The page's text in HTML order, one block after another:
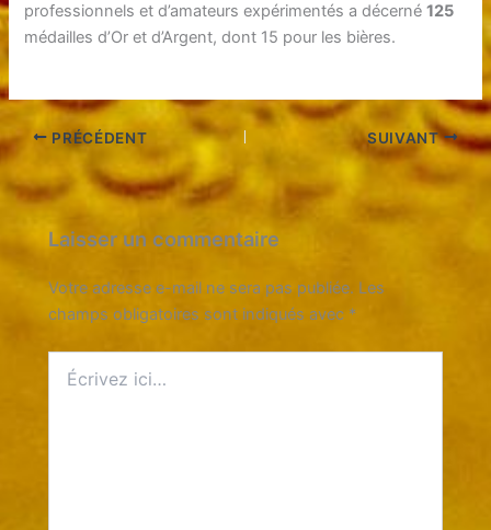
professionnels et d’amateurs expérimentés a décerné125
médailles d’Or et d’Argent, dont 15 pour les bières.
PRÉCÉDENT SUIVANT
Laisser un commentaire
Votre adresse e-mail ne sera pas publiée. Les
champs obligatoires sont indiqués avec *
ici…